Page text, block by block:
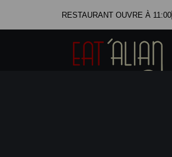
RESTAURANT OUVRE À 11:00